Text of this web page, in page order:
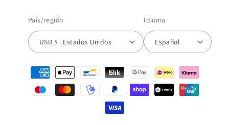
País/región
USD $ | Estados Unidos
Idioma
Español
Formas
pago